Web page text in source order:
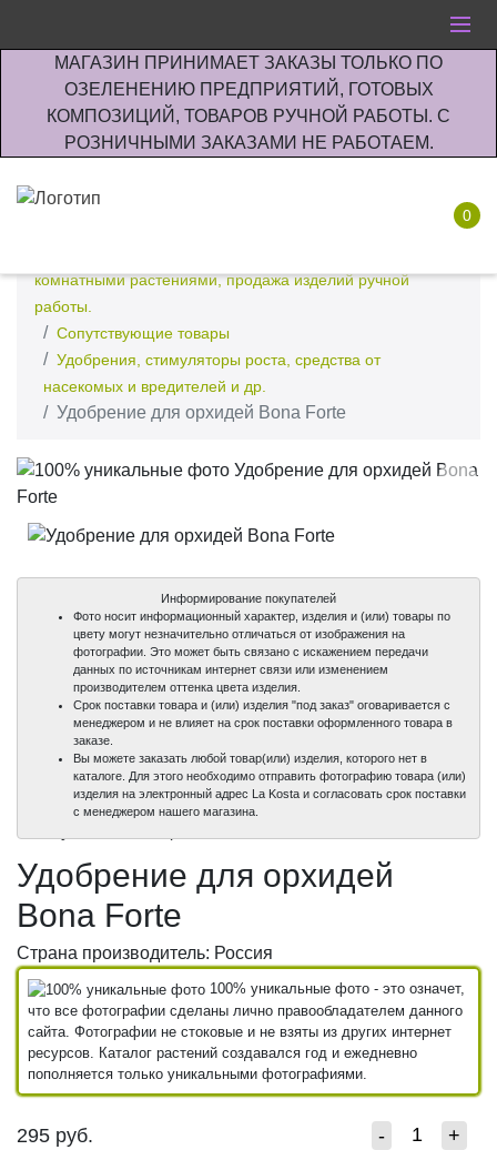
МАГАЗИН ПРИНИМАЕТ ЗАКАЗЫ ТОЛЬКО ПО
ОЗЕЛЕНЕНИЮ ПРЕДПРИЯТИЙ, ГОТОВЫХ
КОМПОЗИЦИЙ, ТОВАРОВ РУЧНОЙ РАБОТЫ. С
РОЗНИЧНЫМИ ЗАКАЗАМИ НЕ РАБОТАЕМ.
0
комнатными растениями, продажа изделий ручной
работы.
Сопутствующие товары
Удобрения, стимуляторы роста, средства от
насекомых и вредителей и др.
Удобрение для орхидей Bona Forte
100%
Информирование покупателей
Фото носит информационный характер, изделия и (или) товары по
цвету могут незначительно отличаться от изображения на
фотографии. Это может быть связано с искажением передачи
данных по источникам интернет связи или изменением
производителем оттенка цвета изделия.
Срок поставки товара и (или) изделия "под заказ" оговаривается с
менеджером и не влияет на срок поставки оформленного товара в
заказе.
Вы можете заказать любой товар(или) изделия, которого нет в
каталоге. Для этого необходимо отправить фотографию товара (или)
изделия на электронный адрес La Kosta и согласовать срок поставки
с менеджером нашего магазина.
Удобрение для орхидей
Bona Forte
Страна производитель: Россия
100% уникальные фото - это означет,
что все фотографии сделаны лично правообладателем данного
сайта. Фотографии не стоковые и не взяты из других интернет
ресурсов. Каталог растений создавался год и ежедневно
пополняется только уникальными фотографиями.
295 руб. - +